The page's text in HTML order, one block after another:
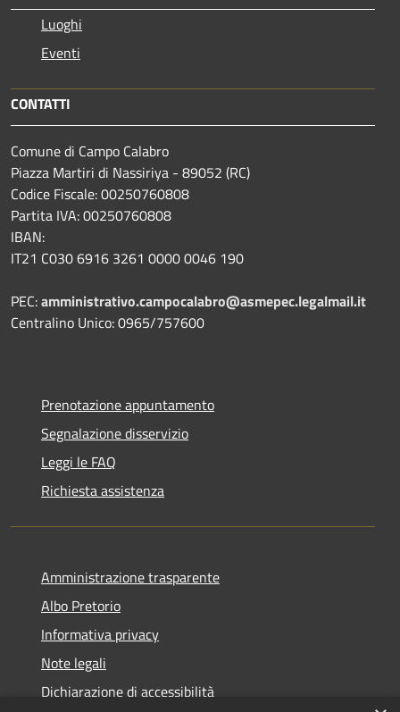
Luoghi
Eventi
CONTATTI
Comune di Campo Calabro
Piazza Martiri di Nassiriya - 89052 (RC)
Codice Fiscale: 00250760808
Partita IVA: 00250760808
IBAN:
IT21 C030 6916 3261 0000 0046 190
PEC:amministrativo.campocalabro@asmepec.legalmail.it
Centralino Unico: 0965/757600
Prenotazione appuntamento
Segnalazione disservizio
Leggi le FAQ
Richiesta assistenza
Amministrazione trasparente
Albo Pretorio
Informativa privacy
Note legali
Dichiarazione di accessibilità